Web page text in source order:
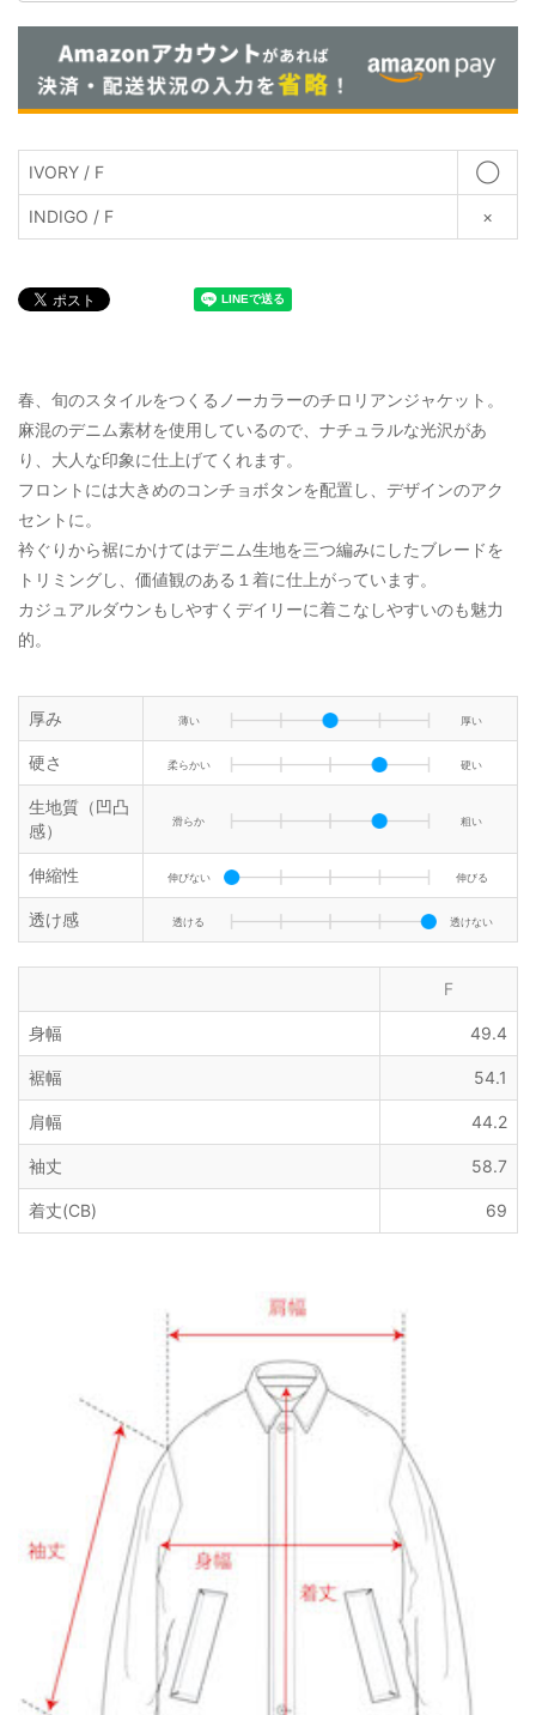
IVORY / F ◯
INDIGO / F ×
春、旬のスタイルをつくるノーカラーのチロリアンジャケット。
麻混のデニム素材を使用しているので、ナチュラルな光沢があ
り、大人な印象に仕上げてくれます。
フロントには大きめのコンチョボタンを配置し、デザインのアク
セントに。
衿ぐりから裾にかけてはデニム生地を三つ編みにしたブレードを
トリミングし、価値観のある１着に仕上がっています。
カジュアルダウンもしやすくデイリーに着こなしやすいのも魅力
的。
厚み 薄い 厚い
硬さ 柔らかい 硬い
生地質（凹凸
感）
滑らか 粗い
伸縮性 伸びない 伸びる
透け感 透ける 透けない
F
身幅 49.4
裾幅 54.1
肩幅 44.2
袖丈 58.7
着丈(CB) 69